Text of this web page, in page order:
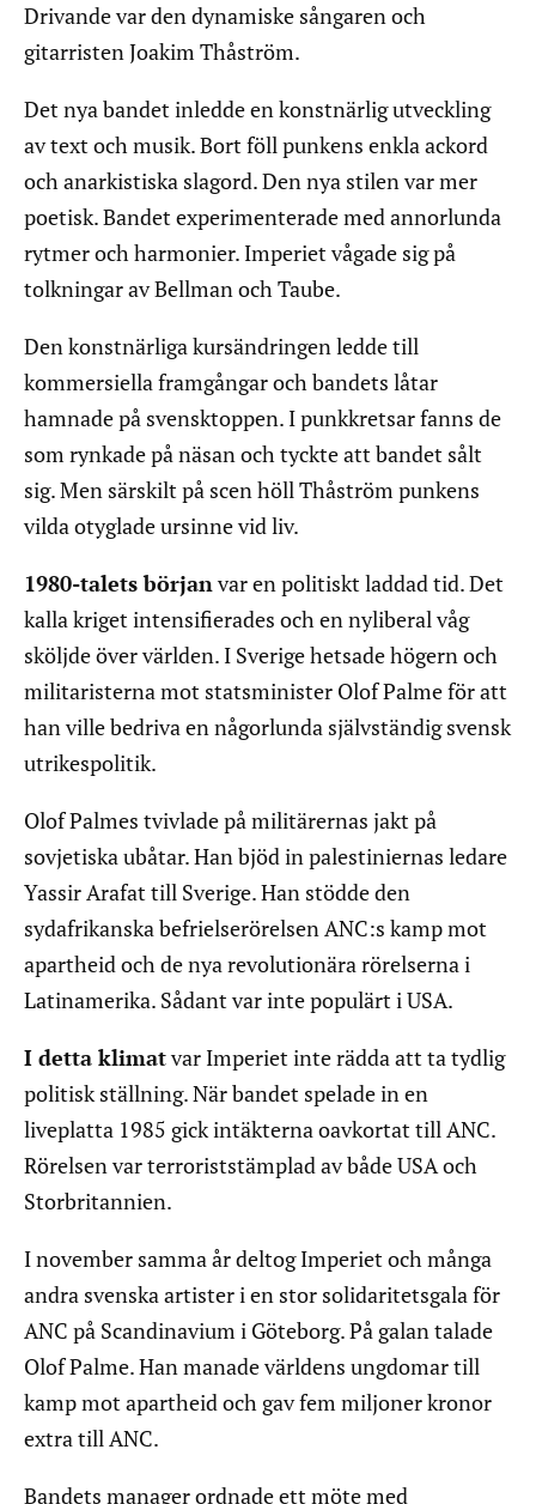
Drivande var den dynamiske sångaren och
gitarristen Joakim Thåström.
Det nya bandet inledde en konstnärlig utveckling
av text och musik. Bort föll punkens enkla ackord
och anarkistiska slagord. Den nya stilen var mer
poetisk. Bandet experimenterade med annorlunda
rytmer och harmonier. Imperiet vågade sig på
tolkningar av Bellman och Taube.
Den konstnärliga kursändringen ledde till
kommersiella framgångar och bandets låtar
hamnade på svensktoppen. I punkkretsar fanns de
som rynkade på näsan och tyckte att bandet sålt
sig. Men särskilt på scen höll Thåström punkens
vilda otyglade ursinne vid liv.
1980-talets börjanvar en politiskt laddad tid. Det
kalla kriget intensifierades och en nyliberal våg
sköljde över världen. I Sverige hetsade högern och
militaristerna mot statsminister Olof Palme för att
han ville bedriva en någorlunda självständig svensk
utrikespolitik.
Olof Palmes tvivlade på militärernas jakt på
sovjetiska ubåtar. Han bjöd in palestiniernas ledare
Yassir Arafat till Sverige. Han stödde den
sydafrikanska befrielserörelsen ANC:s kamp mot
apartheid och de nya revolutionära rörelserna i
Latinamerika. Sådant var inte populärt i USA.
I detta klimatvar Imperiet inte rädda att ta tydlig
politisk ställning. När bandet spelade in en
liveplatta 1985 gick intäkterna oavkortat till ANC.
Rörelsen var terroriststämplad av både USA och
Storbritannien.
I november samma år deltog Imperiet och många
andra svenska artister i en stor solidaritetsgala för
ANC på Scandinavium i Göteborg. På galan talade
Olof Palme. Han manade världens ungdomar till
kamp mot apartheid och gav fem miljoner kronor
extra till ANC.
Bandets manager ordnade ett möte med